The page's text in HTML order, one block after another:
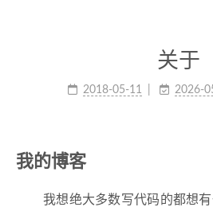
关于
2018-05-11 2026-
我的博客
我想绝大多数写代码的都想有